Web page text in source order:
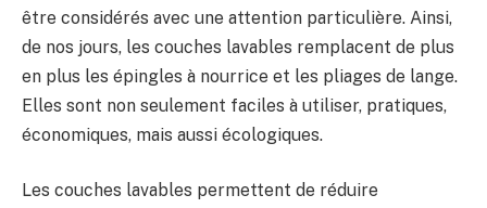
être considérés avec une attention particulière. Ainsi,
de nos jours, les couches lavables remplacent de plus
en plus les épingles à nourrice et les pliages de lange.
Elles sont non seulement faciles à utiliser, pratiques,
économiques, mais aussi écologiques.
Les couches lavables permettent de réduire